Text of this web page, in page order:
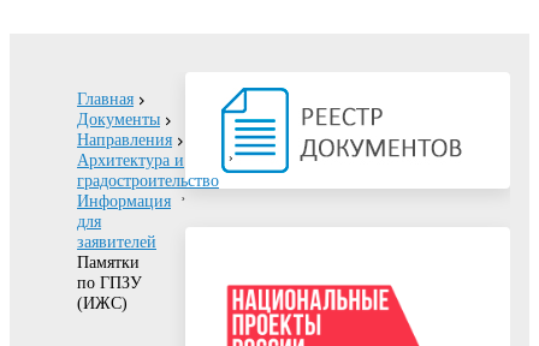
Главная
Документы
Направления
Архитектура и
градостроительство
Информация
для
заявителей
Памятки
по ГПЗУ
(ИЖС)